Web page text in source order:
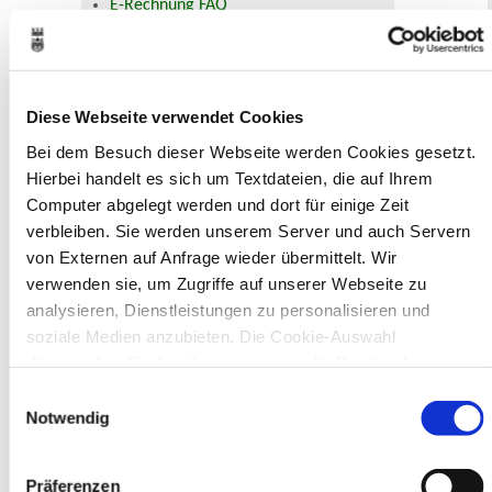
Diese Webseite verwendet Cookies
Bei dem Besuch dieser Webseite werden Cookies gesetzt.
Hierbei handelt es sich um Textdateien, die auf Ihrem
Computer abgelegt werden und dort für einige Zeit
verbleiben. Sie werden unserem Server und auch Servern
von Externen auf Anfrage wieder übermittelt. Wir
verwenden sie, um Zugriffe auf unserer Webseite zu
analysieren, Dienstleistungen zu personalisieren und
soziale Medien anzubieten. Die Cookie-Auswahl
(USA) mit unzureichendem Datenschutzniveau verarbeiten.
Überwachungszwecken von anderen missbraucht werden,
Notwendig
Präferenzen
E-Rechnung FAQ
August 2026
< Juli
September >
Mo
1
2
3
4 5 6 7 8
9
14
16
19
24
25 26 27 28 29
30
31
Veranstaltungskategorie